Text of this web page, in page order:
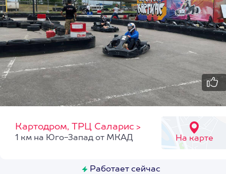
Картодром, ТРЦ Саларис >
На карте
1 км на Юго-Запад от МКАД
Работает сейчас